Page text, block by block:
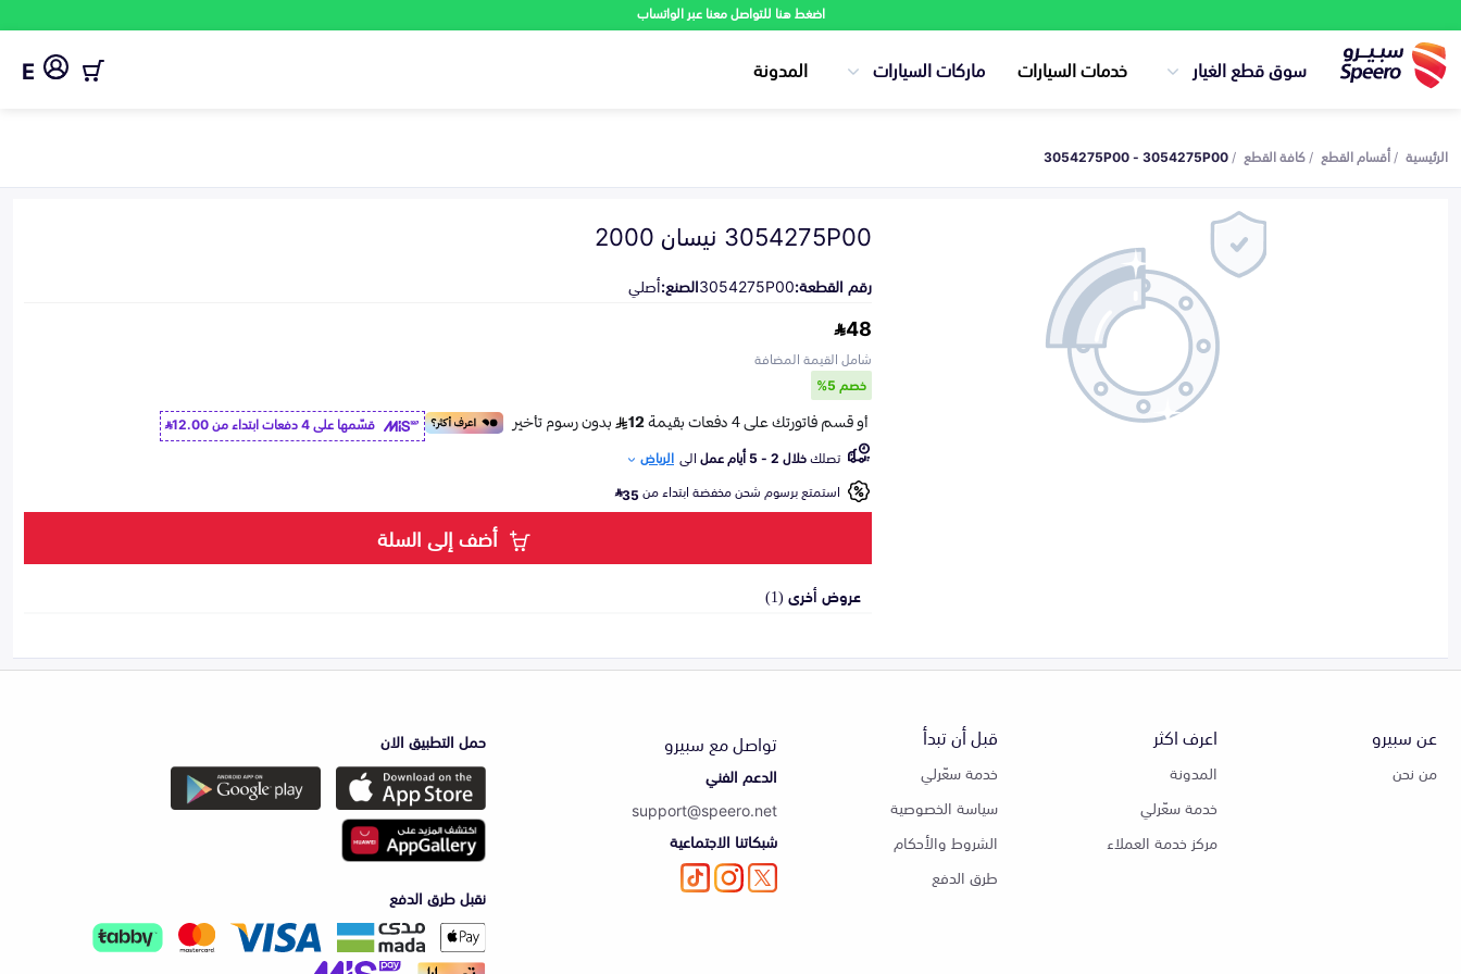
اضغط هنا للتواصل معنا عبر الواتساب
سوق قطع الغيار خدمات السيارات ماركات السيارات المدونة E
الرئيسية أقسام القطع كافة القطع 3054275P00 - 3054275P00
3054275P00 نيسان 2000
رقم القطعة:3054275P00الصنع:أصلي
48
شامل القيمة المضافة
خصم 5%
قسّمها على 4 دفعات ابتداء من
12.00
تصلكخلال 2 - 5 أيام عمل الى الرياض
استمتع برسوم شحن مخفضة ابتداء من35
أضف إلى السلة
عروض أخرى (1)
عن سبيرو
من نحن
اعرف اكثر
المدونة
خدمة سعّرلي
مركز خدمة العملاء
قبل أن تبدأ
خدمة سعّرلي
سياسة الخصوصية
الشروط والأحكام
طرق الدفع
تواصل مع سبيرو
الدعم الفني
support@speero.net
شبكاتنا الاجتماعية
حمل التطبيق الان
نقبل طرق الدفع